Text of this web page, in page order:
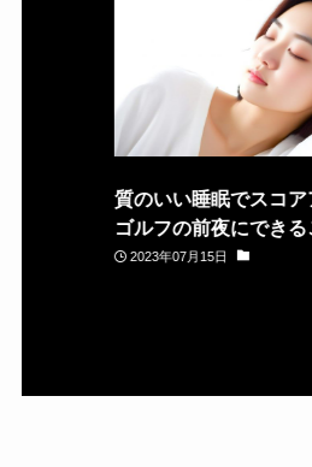
質のいい睡眠でスコ
ゴルフの前夜にできる
2023年07月15日